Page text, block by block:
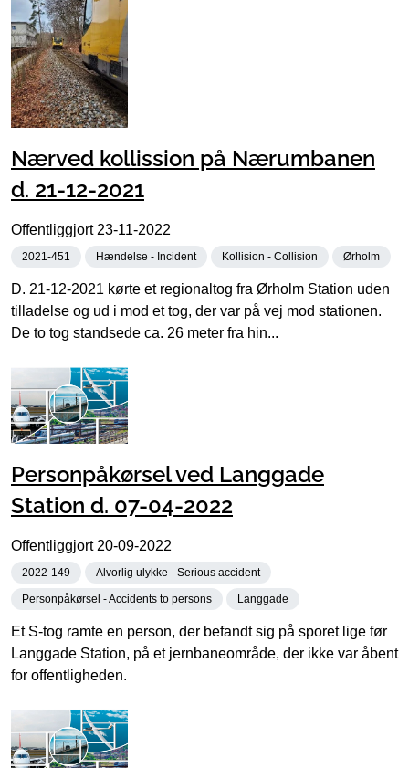
Nærved kollission på Nærumbanen
d. 21-12-2021
Offentliggjort 23-11-2022
2021-451 Hændelse - Incident Kollision - Collision Ørholm
D. 21-12-2021 kørte et regionaltog fra Ørholm Station uden
tilladelse og ud i mod et tog, der var på vej mod stationen.
De to tog standsede ca. 26 meter fra hin...
Personpåkørsel ved Langgade
Station d. 07-04-2022
Offentliggjort 20-09-2022
2022-149 Alvorlig ulykke - Serious accident
Personpåkørsel - Accidents to persons Langgade
Et S-tog ramte en person, der befandt sig på sporet lige før
Langgade Station, på et jernbaneområde, der ikke var åbent
for offentligheden.